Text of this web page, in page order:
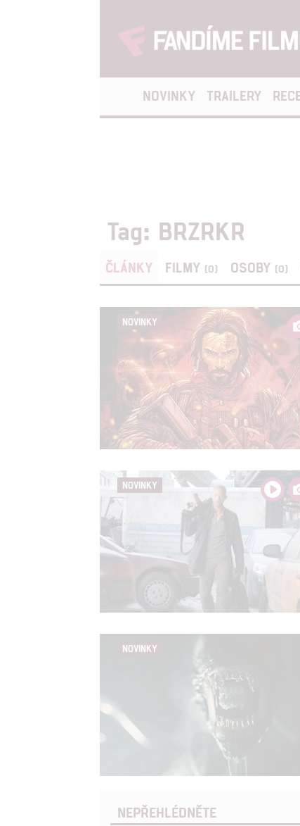
NOVINKY TRAILERY
Tag: BRZRKR
ČLÁNKY FILMY (0) OSOBY (0)
NOVINKY
NOVINKY
NOVINKY
NEPŘEHLÉDNĚTE